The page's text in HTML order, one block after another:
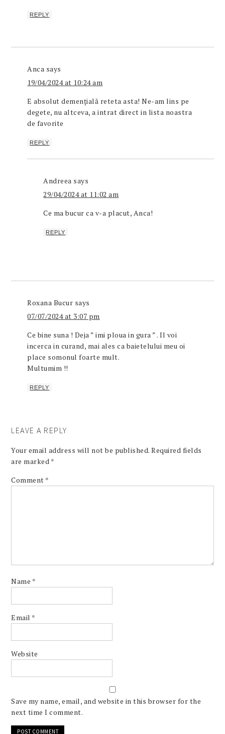
REPLY
Anca says
19/04/2024 at 10:24 am
E absolut demențială reteta asta! Ne-am lins pe
degete, nu altceva, a intrat direct in lista noastra
de favorite
REPLY
Andreea says
29/04/2024 at 11:02 am
Ce ma bucur ca v-a placut, Anca!
REPLY
Roxana Bucur says
07/07/2024 at 3:07 pm
Ce bine suna ! Deja ” imi ploua in gura ” . Il voi
incerca in curand, mai ales ca baietelului meu oi
place somonul foarte mult.
Multumim !!
REPLY
LEAVE A REPLY
Your email address will not be published. Required fields
are marked *
Comment *
Name *
Email *
Website
Save my name, email, and website in this browser for the
next time I comment.